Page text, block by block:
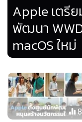
ของตนสำหรับ AI
สามารถเข้าถึง
สนับสนุนทางเทคนิค
ช่วงแรกของการพัฒน
ขณะเดียวกัน อินเทลยัง
พันธมิตรผู้จำหน่ายฮา
สามารถทดสอบและเพิ่
Apple เตรี
พัฒนา
macOS ใหม่